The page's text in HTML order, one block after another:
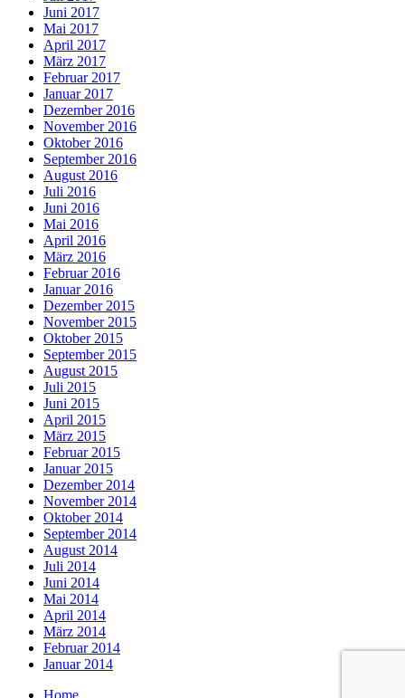
Juni 2017
Mai 2017
April 2017
März 2017
Februar 2017
Januar 2017
Dezember 2016
November 2016
Oktober 2016
September 2016
August 2016
Juli 2016
Juni 2016
Mai 2016
April 2016
März 2016
Februar 2016
Januar 2016
Dezember 2015
November 2015
Oktober 2015
September 2015
August 2015
Juli 2015
Juni 2015
April 2015
März 2015
Februar 2015
Januar 2015
Dezember 2014
November 2014
Oktober 2014
September 2014
August 2014
Juli 2014
Juni 2014
Mai 2014
April 2014
März 2014
Februar 2014
Januar 2014
Home